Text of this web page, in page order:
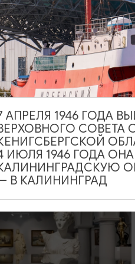
КУЛЬТУРЫ
вокзалу
д. 13-23
КАРТА
АПРЕЛЯ 1946 ГОДА
СОВЕТА
ИЮЛЯ 1946 ГОДА
В КАЛИНИНГРАД